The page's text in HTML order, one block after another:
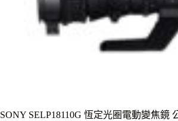
SONY SELP18110G 恆定光圈電動變焦鏡